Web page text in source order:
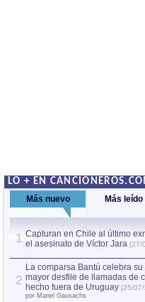
LO + EN
Más nuevo Más leído
1 Capturan en Chile al último
el asesinato de Víctor Jara [27/
2
La comparsa Bantú celebra su
mayor desfile de llamadas de
hecho fuera de Uruguay [25/
por Manel Gausachs